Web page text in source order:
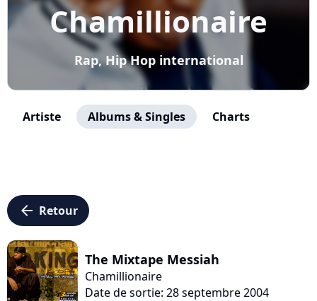
Chamillionaire
Rap, Hip Hop international
Artiste Albums & Singles Charts
arrow_left Retour
The Mixtape Messiah
Chamillionaire
Date de sortie: 28 septembre 2004